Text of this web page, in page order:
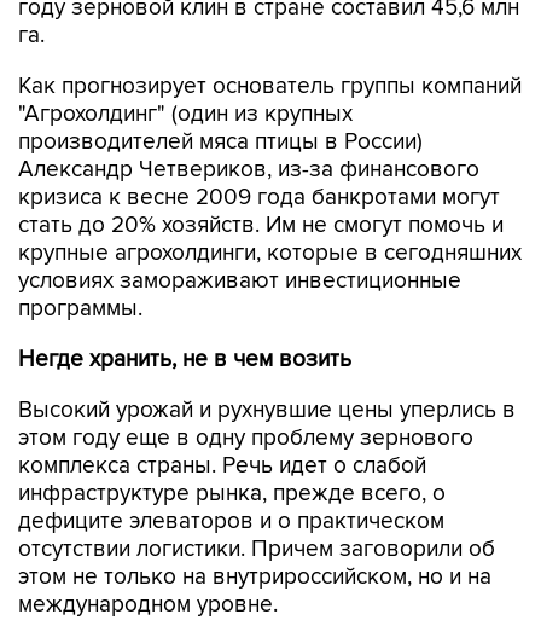
году зерновой клин в стране составил 45,6 млн
га.
Как прогнозирует основатель группы компаний
"Агрохолдинг" (один из крупных
производителей мяса птицы в России)
Александр Четвериков, из-за финансового
кризиса к весне 2009 года банкротами могут
стать до 20% хозяйств. Им не смогут помочь и
крупные агрохолдинги, которые в сегодняшних
условиях замораживают инвестиционные
программы.
Негде хранить, не в чем возить
Высокий урожай и рухнувшие цены уперлись в
этом году еще в одну проблему зернового
комплекса страны. Речь идет о слабой
инфраструктуре рынка, прежде всего, о
дефиците элеваторов и о практическом
отсутствии логистики. Причем заговорили об
этом не только на внутрироссийском, но и на
международном уровне.